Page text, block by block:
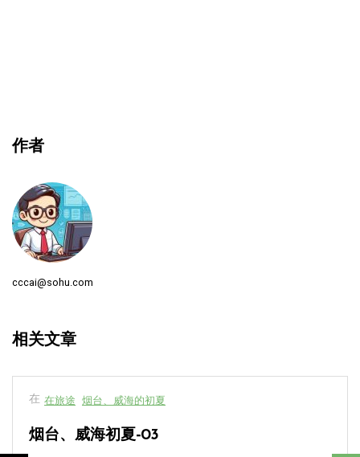
作者
cccai@sohu.com
相关文章
在 在旅途 烟台、威海的初夏
烟台、威海初夏-03